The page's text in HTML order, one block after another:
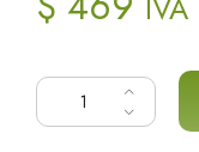
Cartera de cuero con